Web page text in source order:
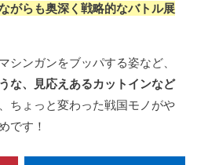
がらも奥深く戦略的なバトル展
シンガンをブッパする姿など、
な、見応えあるカットインなど
ちょっと変わった戦国モノがや
です！